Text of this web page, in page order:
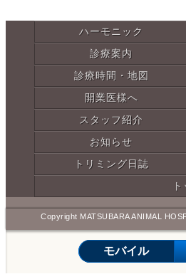
ハーモニック
診療案内
診療時間・地図
開業医様へ
スタッフ紹介
お知らせ
トリミング日誌
Copyright MATSUBARA ANIMAL
モバイル